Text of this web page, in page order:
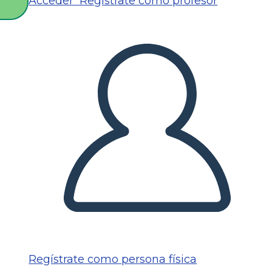
Regístrate como persona física